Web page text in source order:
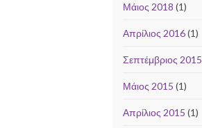
Μάιος 2018 (1)
Απρίλιος 2016(1)
Σεπτέμβριος 2015
Μάιος 2015 (1)
Απρίλιος 2015 (1)